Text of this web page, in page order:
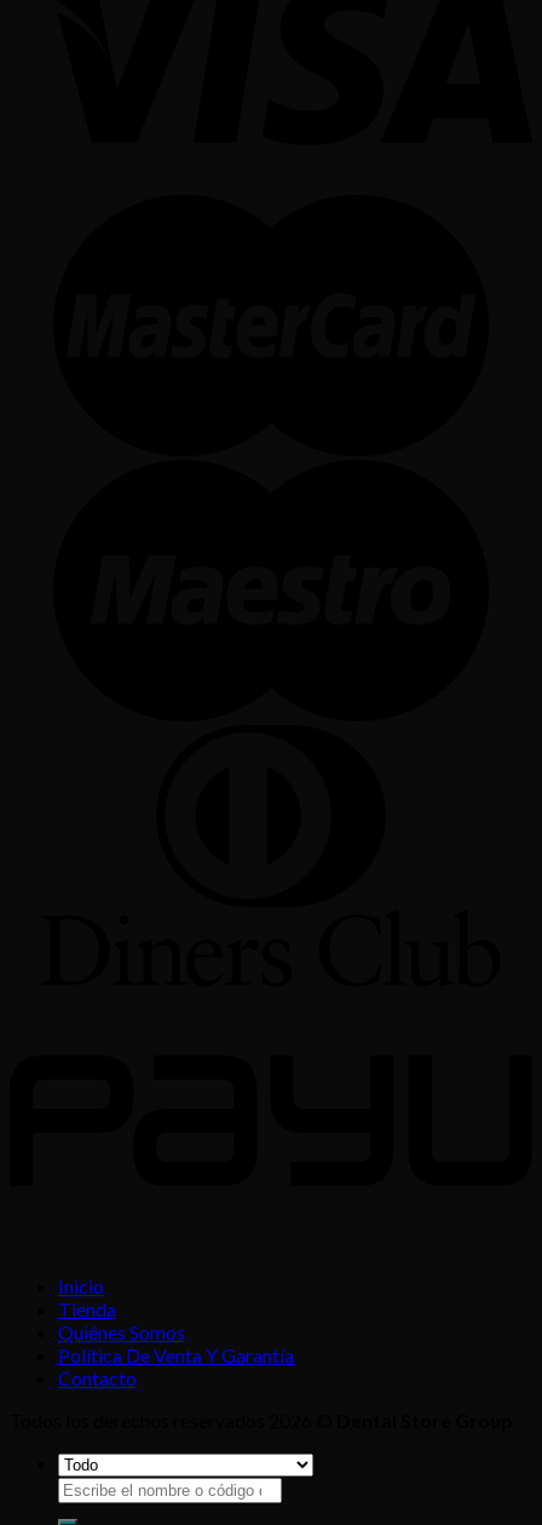
Inicio
Tienda
Quiénes Somos
Política De Venta Y Garantía
Contacto
Buscar
por: